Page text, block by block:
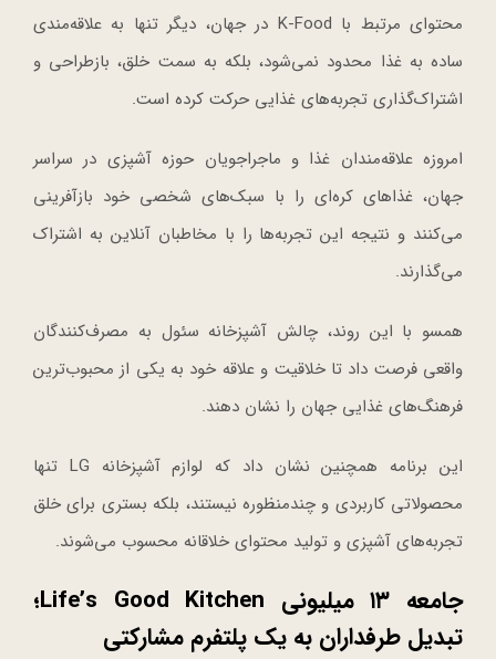
محتوای مرتبط با K-Food در جهان، دیگر تنها به علاقه‌مندی
ساده به غذا محدود نمی‌شود، بلکه به سمت خلق، بازطراحی و
اشتراک‌گذاری تجربه‌های غذایی حرکت کرده است.
امروزه علاقه‌مندان غذا و ماجراجویان حوزه آشپزی در سراسر
جهان، غذاهای کره‌ای را با سبک‌های شخصی خود بازآفرینی
می‌کنند و نتیجه این تجربه‌ها را با مخاطبان آنلاین به اشتراک
می‌گذارند.
همسو با این روند، چالش آشپزخانه سئول به مصرف‌کنندگان
واقعی فرصت داد تا خلاقیت و علاقه خود به یکی از محبوب‌ترین
فرهنگ‌های غذایی جهان را نشان دهند.
این برنامه همچنین نشان داد که لوازم آشپزخانه LG تنها
محصولاتی کاربردی و چندمنظوره نیستند، بلکه بستری برای خلق
تجربه‌های آشپزی و تولید محتوای خلاقانه محسوب می‌شوند.
جامعه ۱۳ میلیونی Life’s Good Kitchen؛
تبدیل طرفداران به یک پلتفرم مشارکتی